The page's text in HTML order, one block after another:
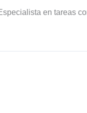
en tareas